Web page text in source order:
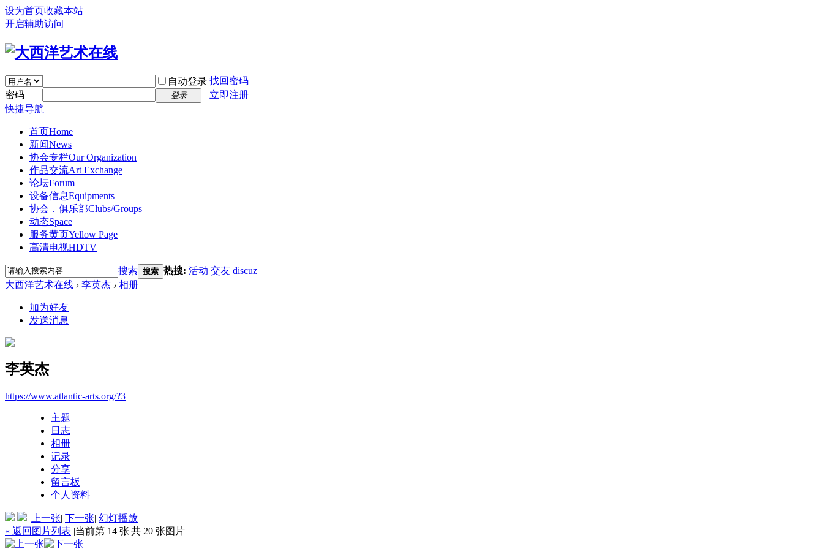
设为首页收藏本站
开启辅助访问
自动登录 找回密码
密码
登录
立即注册
快捷导航
首页Home
新闻News
协会专栏Our Organization
作品交流Art Exchange
论坛Forum
设备信息Equipments
协会﹒俱乐部Clubs/Groups
动态Space
服务黄页Yellow Page
高清电视HDTV
搜索 搜索 热搜: 活动 交友 discuz
大西洋艺术在线 › 李英杰 › 相册
加为好友
发送消息
李英杰
https://www.atlantic-arts.org/?3
主题
日志
相册
记录
分享
留言板
个人资料
| 上一张| 下一张| 幻灯播放
« 返回图片列表 |当前第 14 张|共 20 张图片